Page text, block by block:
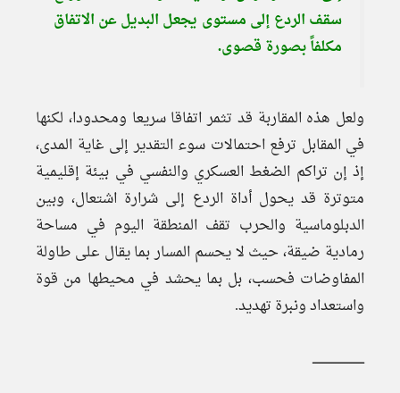
سقف الردع إلى مستوى يجعل البديل عن الاتفاق
مكلفاً بصورة قصوى.
ولعل هذه المقاربة قد تثمر اتفاقا سريعا ومحدودا، لكنها
في المقابل ترفع احتمالات سوء التقدير إلى غاية المدى،
إذ إن تراكم الضغط العسكري والنفسي في بيئة إقليمية
متوترة قد يحول أداة الردع إلى شرارة اشتعال، وبين
الدبلوماسية والحرب تقف المنطقة اليوم في مساحة
رمادية ضيقة، حيث لا يحسم المسار بما يقال على طاولة
المفاوضات فحسب، بل بما يحشد في محيطها من قوة
واستعداد ونبرة تهديد.
ـــــــــــــــــــــــــــــ